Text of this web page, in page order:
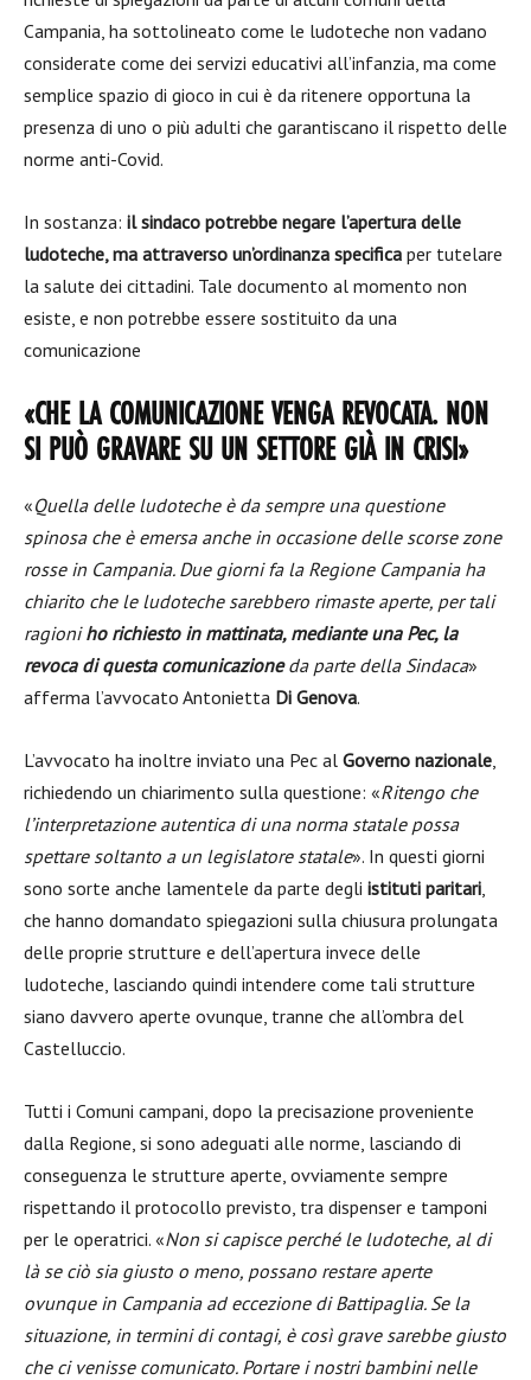
Campania, ha sottolineato come le ludoteche non vadano
considerate come dei servizi educativi all’infanzia, ma come
semplice spazio di gioco in cui è da ritenere opportuna la
presenza di uno o più adulti che garantiscano il rispetto delle
norme anti-Covid.
In sostanza: il sindaco potrebbe negare l’apertura delle
ludoteche, ma attraverso un’ordinanza specifica per tutelare
la salute dei cittadini. Tale documento al momento non
esiste, e non potrebbe essere sostituito da una
comunicazione
«CHE LA COMUNICAZIONE VENGA REVOCATA. NON
SI PUÒ GRAVARE SU UN SETTORE GIÀ IN CRISI»
«Quella delle ludoteche è da sempre una questione
spinosa che è emersa anche in occasione delle scorse zone
rosse in Campania. Due giorni fa la Regione Campania ha
chiarito che le ludoteche sarebbero rimaste aperte, per tali
ragioniho richiesto in mattinata, mediante una Pec, la
revoca di questa comunicazioneda parte della Sindaca»
afferma l’avvocato Antonietta Di Genova.
L’avvocato ha inoltre inviato una Pec al Governo nazionale,
richiedendo un chiarimento sulla questione: «Ritengo che
l’interpretazione autentica di una norma statale possa
spettare soltanto a un legislatore statale». In questi giorni
sono sorte anche lamentele da parte degli istituti paritari,
che hanno domandato spiegazioni sulla chiusura prolungata
delle proprie strutture e dell’apertura invece delle
ludoteche, lasciando quindi intendere come tali strutture
siano davvero aperte ovunque, tranne che all’ombra del
Castelluccio.
Tutti i Comuni campani, dopo la precisazione proveniente
dalla Regione, si sono adeguati alle norme, lasciando di
conseguenza le strutture aperte, ovviamente sempre
rispettando il protocollo previsto, tra dispenser e tamponi
per le operatrici. «Non si capisce perché le ludoteche, al di
là se ciò sia giusto o meno, possano restare aperte
ovunque in Campania ad eccezione di Battipaglia. Se la
situazione, in termini di contagi, è così grave sarebbe giusto
che ci venisse comunicato. Portare i nostri bambini nelle